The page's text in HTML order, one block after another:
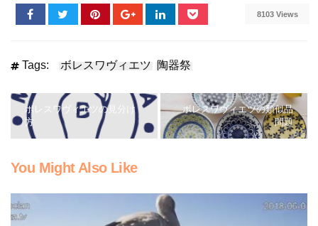
8103 Views
Tags: ボレスワヴィエツ 陶器祭
ボレスワヴィエツの見分け
方
ボレスワヴィエツの類似品
問題
You Might Also Like